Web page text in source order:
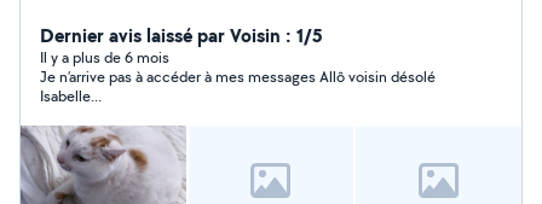
14 Paiement par chèque cesu uniquement.
Dernier avis laissé par Voisin : 1/5
Il y a plus de 6 mois
Je n’arrive pas à accéder à mes messages Allô voisin désolé
Isabelle...